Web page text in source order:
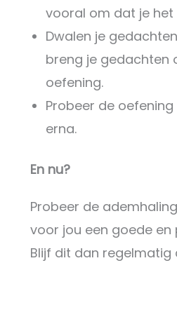
vooral om dat je
Dwalen je
breng je gedachten
oefening.
Probeer de
erna.
En nu?
Probeer de
voor jou een goede
Blijf dit dan regelmatig